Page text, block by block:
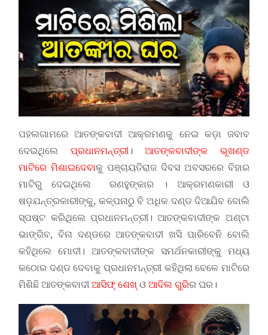
ପହଲଗାମରେ ଆତଙ୍କବାଦୀ ଆକ୍ରମଣକୁ ନେଇ କଡ଼ା ଜବାବ
ଦେଇଥିଲେ ପ୍ରଧାନମନ୍ତ୍ରୀ।ଆତଙ୍କବାଦୀଙ୍କ ଭୂଖଣ୍ଡ
ମାଟିରେ ମିଶାଇଦେବାକୁ ପଞ୍ଚାୟତିରାଜ ଦିବସ ଅବସରରେ ବିହାର
ମାଟିରୁ ଦେଇଥିଲେ ରଣହୁଙ୍କାର । ଆକ୍ରମଣକାରୀ ଓ
ଷଡ଼ଯନ୍ତ୍ରକାରୀଙ୍କୁ, କଳ୍ପନାଠୁ ବି ଅଧିକ ଦଣ୍ଡ ଦିଆଯିବ ବୋଲି
ସ୍ପଷ୍ଟ କରିଥିଲେ ପ୍ରଧାନମନ୍ତ୍ରୀ। ଆତଙ୍କବାଦୀଙ୍କ ଅଣ୍ଟା
ଭାଙ୍ଗିବ, ବିନା ଦଣ୍ଡରେ ଆତଙ୍କବାଦୀ ଖସି ପାରିବେନି ବୋଲି
କହିଥିଲେ ମୋଦୀ। ଆତଙ୍କବାଦୀଙ୍କ ସମର୍ଥନକାରୀଙ୍କୁ ମଧ୍ୟ
କଠୋର ଦଣ୍ଡ ଦେବାକୁ ପ୍ରଧାନମନ୍ତ୍ରୀ କହିଥିଲା ବେଳେ ମାଟିରେ
ମିଶିଛି ଆତଙ୍କବାଦୀଆସିଫ୍ ଶେଖ୍‌ ଓଆଦିଲ ଗୁରିର ଘର।